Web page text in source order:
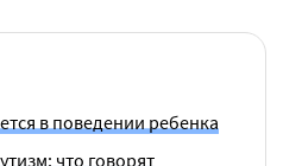
в поведении ребенка
что говорят